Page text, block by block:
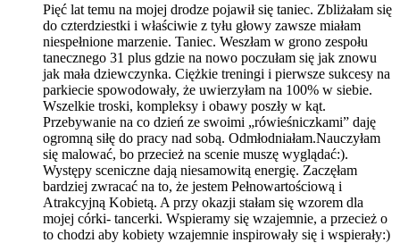
Pięć lat temu na mojej drodze pojawił się taniec. Zbliżałam się
do czterdziestki i właściwie z tyłu głowy zawsze miałam
niespełnione marzenie. Taniec. Weszłam w grono zespołu
tanecznego 31 plus gdzie na nowo poczułam się jak znowu
jak mała dziewczynka. Ciężkie treningi i pierwsze sukcesy na
parkiecie spowodowały, że uwierzyłam na 100% w siebie.
Wszelkie troski, kompleksy i obawy poszły w kąt.
Przebywanie na co dzień ze swoimi „rówieśniczkami” daję
ogromną siłę do pracy nad sobą. Odmłodniałam.Nauczyłam
się malować, bo przecież na scenie muszę wyglądać:).
Występy sceniczne dają niesamowitą energię. Zaczęłam
bardziej zwracać na to, że jestem Pełnowartościową i
Atrakcyjną Kobietą. A przy okazji stałam się wzorem dla
mojej córki- tancerki. Wspieramy się wzajemnie, a przecież o
to chodzi aby kobiety wzajemnie inspirowały się i wspierały:)